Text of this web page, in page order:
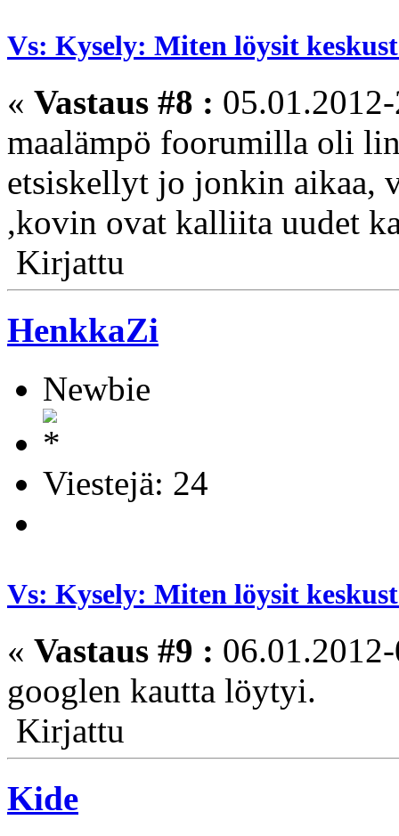
Vs: Kysely: Miten löysit
« Vastaus #8 :
maalämpö foorumilla oli
etsiskellyt jo jonkin aikaa,
,kovin ovat kalliita uudet
Kirjattu
HenkkaZi
Newbie
Viestejä: 24
Vs: Kysely: Miten löysit
« Vastaus #9 :
googlen kautta löytyi.
Kirjattu
Kide